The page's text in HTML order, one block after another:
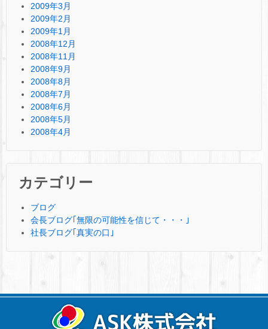
2009年3月
2009年2月
2009年1月
2008年12月
2008年11月
2008年9月
2008年8月
2008年7月
2008年6月
2008年5月
2008年4月
カテゴリー
ブログ
会長ブログ｢無限の可能性を信じて・・・｣
社長ブログ｢真実の口｣